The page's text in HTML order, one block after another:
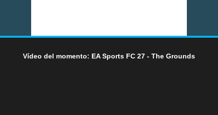
Vídeo del momento: EA Sports FC 27 - The Grounds